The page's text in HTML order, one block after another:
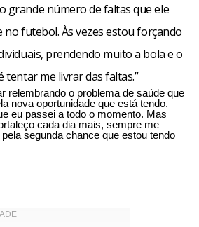
grande número de faltas que ele
no futebol. Às vezes estou forçando
prendendo muito a bola e o
tentar me livrar das faltas.”
relembrando o problema de saúde que
nova oportunidade que está tendo.
eu passei a todo o momento. Mas
cada dia mais, sempre me
segunda chance que estou tendo